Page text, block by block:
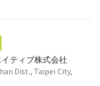
ティブ株式会社
Dist., Taipei City,